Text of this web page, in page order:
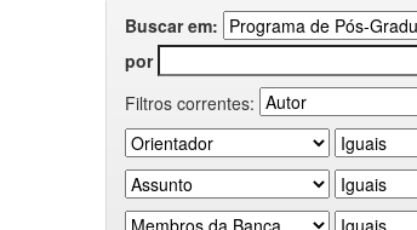
Buscar em:
por
Filtros correntes: